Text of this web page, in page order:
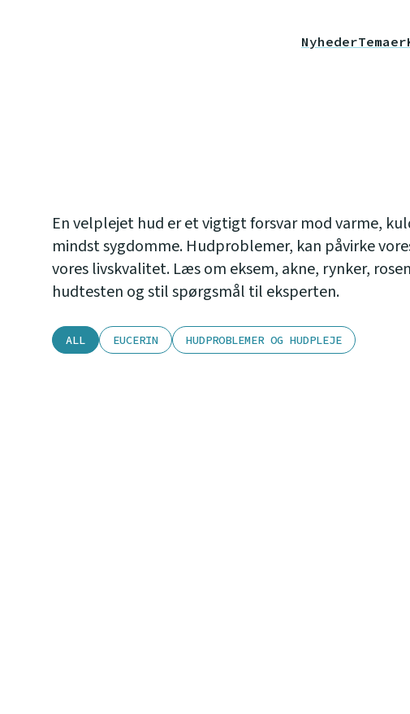
NyhederTemaer
En velplejet hud er et vigtigt forsvar mod varme,
mindst sygdomme. Hudproblemer, kan påvirke
vores livskvalitet. Læs om eksem, akne, rynker,
hudtesten og stil spørgsmål til eksperten.
ALL EUCERIN HUDPROBLEMER OG HUDPLEJE